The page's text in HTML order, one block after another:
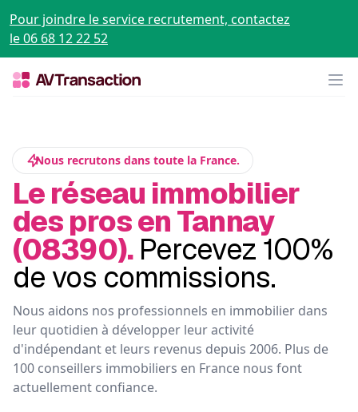
Pour joindre le service recrutement, contactez
le 06 68 12 22 52
Nous recrutons dans toute la France.
Le réseau immobilier
des pros en Tannay
(08390). Percevez 100%
de vos commissions.
Nous aidons nos professionnels en immobilier dans
leur quotidien à développer leur activité
d'indépendant et leurs revenus depuis 2006. Plus de
100 conseillers immobiliers en France nous font
actuellement confiance.